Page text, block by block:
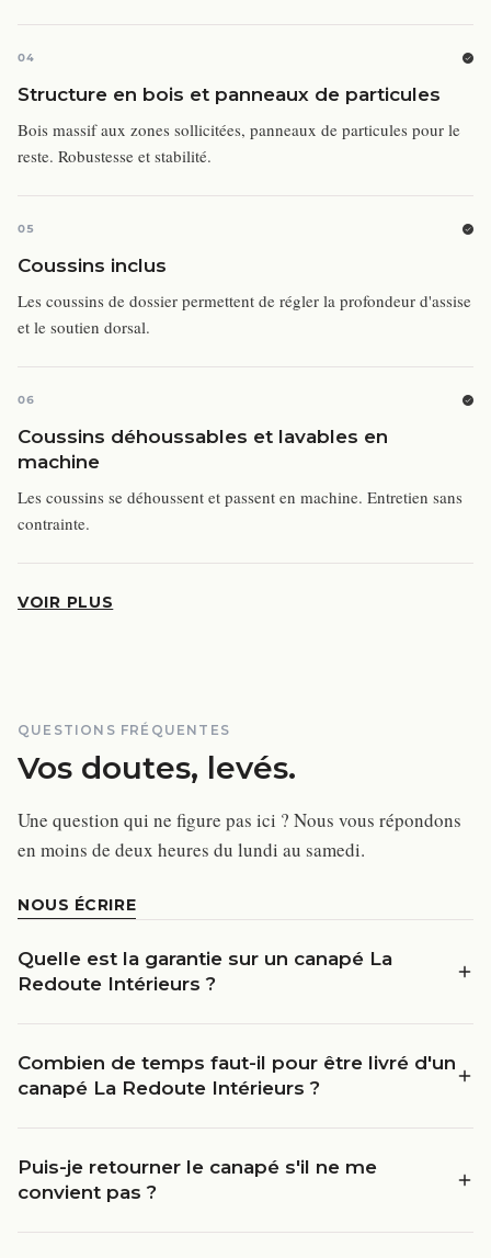
04
Structure en bois et panneaux de particules
Bois massif aux zones sollicitées, panneaux de particules pour le
reste. Robustesse et stabilité.
05
Coussins inclus
Les coussins de dossier permettent de régler la profondeur d'assise
et le soutien dorsal.
06
Coussins déhoussables et lavables en
machine
Les coussins se déhoussent et passent en machine. Entretien sans
contrainte.
VOIR PLUS
QUESTIONS FRÉQUENTES
Vos doutes, levés.
Une question qui ne figure pas ici ? Nous vous répondons
en moins de deux heures du lundi au samedi.
NOUS ÉCRIRE
Quelle est la garantie sur un canapé La
Redoute Intérieurs ?
Combien de temps faut-il pour être livré d'un
canapé La Redoute Intérieurs ?
Puis-je retourner le canapé s'il ne me
convient pas ?